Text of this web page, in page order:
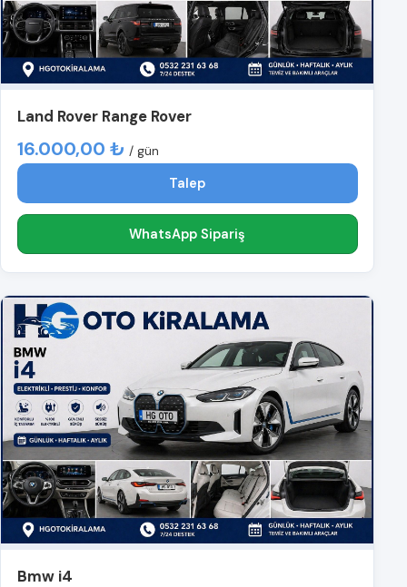
Land Rover Range Rover
16.000,00 ₺ / gün
Talep
WhatsApp Sipariş
Bmw i4